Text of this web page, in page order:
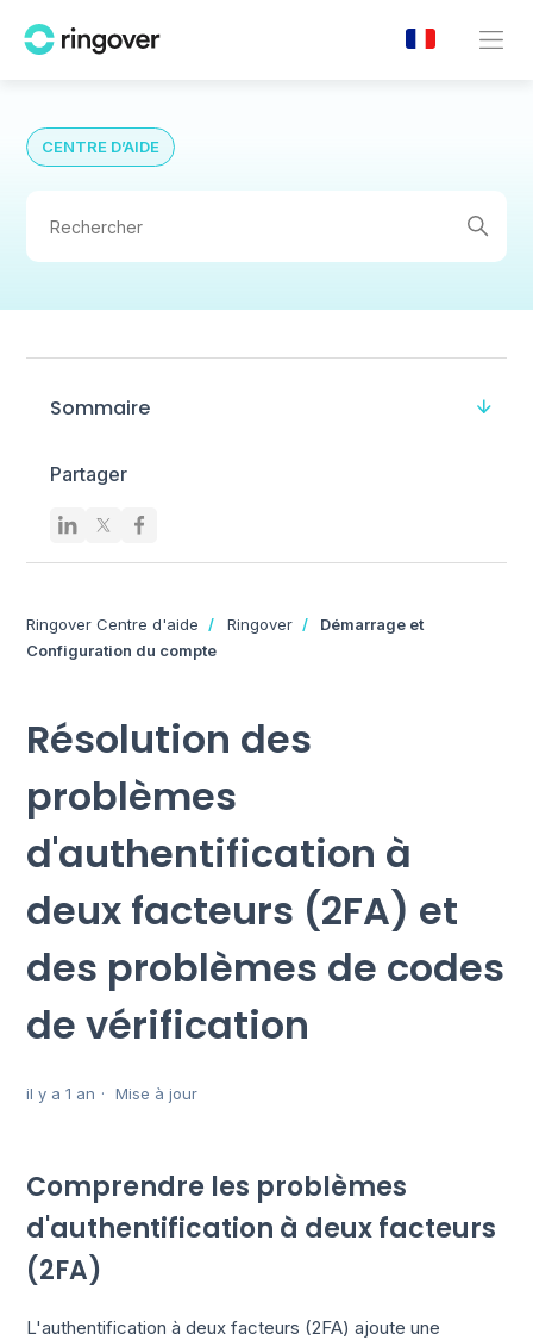
CENTRE D’AIDE
Sommaire
Partager
Ringover Centre d'aide Ringover
Démarrage et
Configuration du compte
Résolution des
problèmes
d'authentification à
deux facteurs (2FA) et
des problèmes de codes
de vérification
il y a 1 an Mise à jour
Comprendre les problèmes
d'authentification à deux facteurs
(2FA)
L'authentification à deux facteurs (2FA) ajoute une